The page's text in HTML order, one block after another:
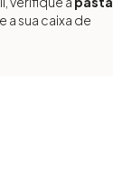
a sua caixa de